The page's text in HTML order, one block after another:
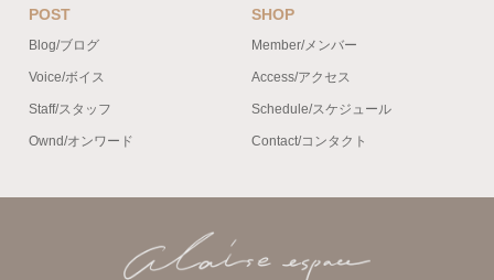
POST
Blog/ブログ
Voice/ボイス
Staff/スタッフ
Ownd/オンワード
SHOP
Member/メンバー
Access/アクセス
Schedule/スケジュール
Contact/コンタクト